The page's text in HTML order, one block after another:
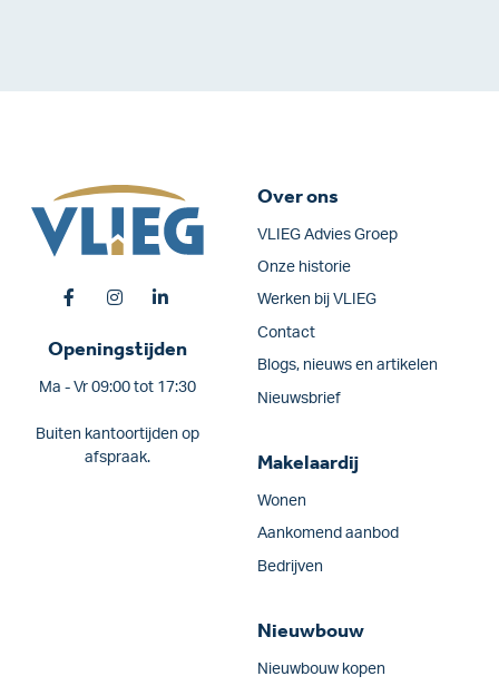
Openingstijden
Ma - Vr 09:00 tot 17:30
Buiten kantoortijden op
afspraak.
Over ons
VLIEG Advies Groep
Onze historie
Werken bij VLIEG
Contact
Blogs, nieuws en artikelen
Nieuwsbrief
Makelaardij
Wonen
Aankomend aanbod
Bedrijven
Nieuwbouw
Nieuwbouw kopen